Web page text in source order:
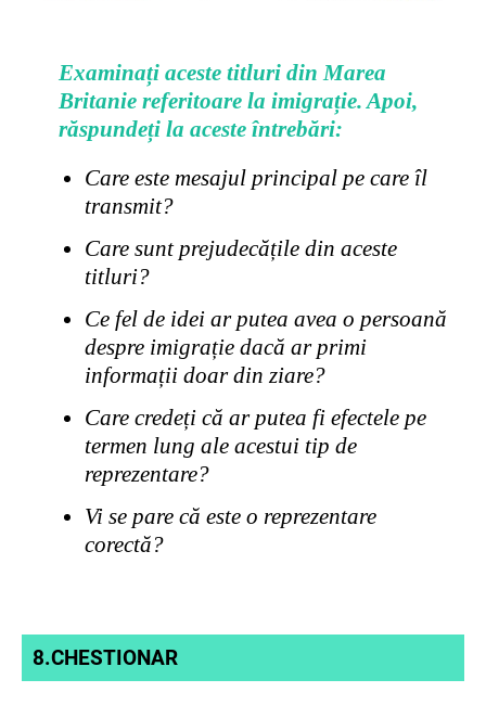
Examinați aceste titluri din Marea
Britanie referitoare la imigrație. Apoi,
răspundeți la aceste întrebări:
Care este mesajul principal pe care îl
transmit?
Care sunt prejudecățile din aceste
titluri?
Ce fel de idei ar putea avea o persoană
despre imigrație dacă ar primi
informații doar din ziare?
Care credeți că ar putea fi efectele pe
termen lung ale acestui tip de
reprezentare?
Vi se pare că este o reprezentare
corectă?
8.CHESTIONAR